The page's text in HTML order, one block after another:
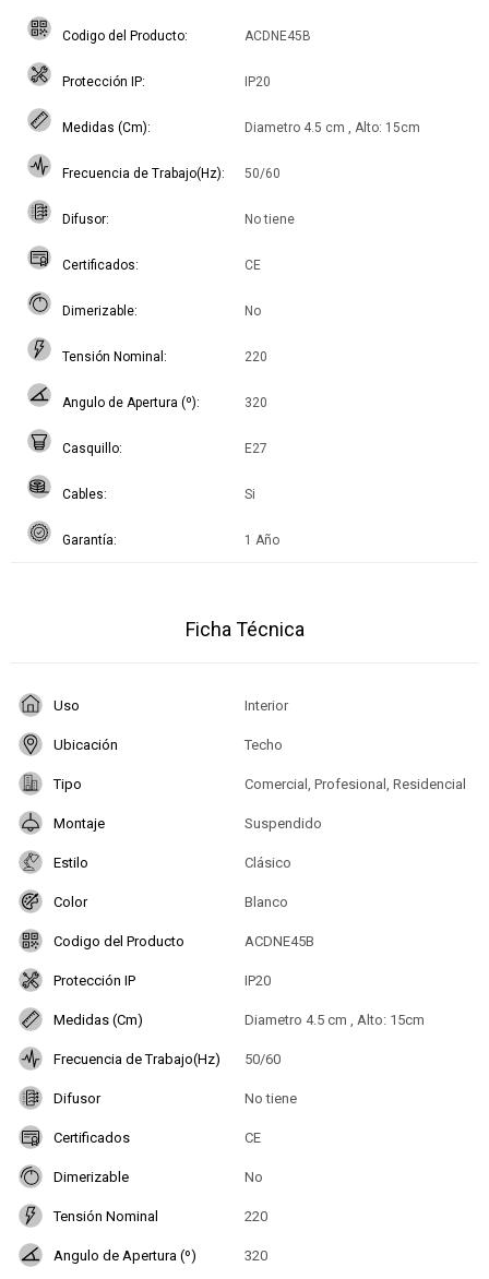
Codigo del Producto ACDNE45B
Protección IP IP20
Medidas (Cm) Diametro 4.5 cm , Alto: 15cm
Frecuencia de Trabajo(Hz) 50/60
Difusor No tiene
Certificados CE
Dimerizable No
Tensión Nominal 220
Angulo de Apertura (º) 320
Casquillo E27
Cables Si
Garantía 1 Año
Ficha Técnica
Uso Interior
Ubicación Techo
Tipo Comercial, Profesional, Residencial
Montaje Suspendido
Estilo Clásico
Color Blanco
Codigo del Producto ACDNE45B
Protección IP IP20
Medidas (Cm) Diametro 4.5 cm , Alto: 15cm
Frecuencia de Trabajo(Hz) 50/60
Difusor No tiene
Certificados CE
Dimerizable No
Tensión Nominal 220
Angulo de Apertura (º) 320